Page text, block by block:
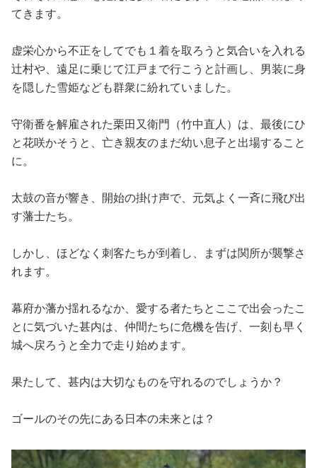
てきます。
虚栄心から不正をしてでも１着を取ろうと気合いを入れる
辻村や、遠足に乗じて江戸まで行こうと計画し、男装に身
を隠した雪姫なども群衆に紛れていました。
守衛番を解雇された栗田又衛門（竹中直人）は、最後にひ
と花咲かそうと、亡き親友のまだ幼い息子と出場すること
に。
太鼓の音が響き、開始の掛け声で、元気よく一斉に飛び出
す藩士たち。
しかし、ほどなく刺客たちが到着し、まずは関所が襲撃さ
れます。
幕府か藩か揺れるなか、愛する者たちとここで出会ったこ
とに気づいた甚内は、仲間たちに危機を告げ、一刻も早く
城へ戻ろうと全力で走り始めます。
果たして、甚内は大切なものを守れるのでしょうか？
ゴールのその先にある日本の未来とは？